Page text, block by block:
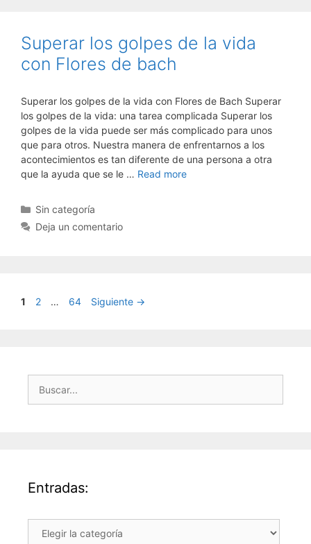
Superar los golpes de la vida
con Flores de bach
Superar los golpes de la vida con Flores de Bach Superar
los golpes de la vida: una tarea complicada Superar los
golpes de la vida puede ser más complicado para unos
que para otros. Nuestra manera de enfrentarnos a los
acontecimientos es tan diferente de una persona a otra
que la ayuda que se le … Read more
Categorías
Sin categoría
Deja un comentario
Página
1 Página
2 … Página
64 Siguiente →
Buscar:
Entradas:
Entradas: